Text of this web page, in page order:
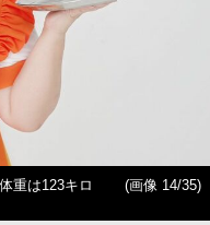
重は123キロ
(画像 14/35)